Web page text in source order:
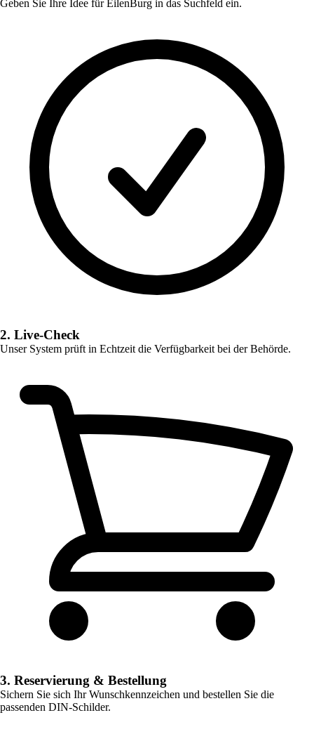
Geben Sie Ihre Idee fürEilenBurg in das Suchfeld ein.
2. Live-Check
Unser System prüft in Echtzeit die Verfügbarkeit bei der Behörde.
3. Reservierung & Bestellung
Sichern Sie sich Ihr Wunschkennzeichen und bestellen Sie die
passenden DIN-Schilder.